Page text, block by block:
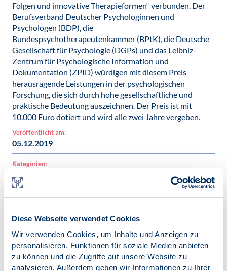
Diese Webseite verwendet Cookies
Wir verwenden Cookies, um Inhalte und Anzeigen zu
personalisieren, Funktionen für soziale Medien anbieten
zu können und die Zugriffe auf unsere Website zu
analysieren. Außerdem geben wir Informationen zu Ihrer
Folgen und innovative Therapieformen“ verbunden. Der
Berufsverband Deutscher Psychologinnen und
Psychologen (BDP), die
Bundespsychotherapeutenkammer (BPtK), die Deutsche
Gesellschaft für Psychologie (DGPs) und das Leibniz-
Zentrum für Psychologische Information und
Dokumentation (ZPID) würdigen mit diesem Preis
herausragende Leistungen in der psychologischen
Forschung, die sich durch hohe gesellschaftliche und
praktische Bedeutung auszeichnen. Der Preis ist mit
10.000 Euro dotiert und wird alle zwei Jahre vergeben.
Veröffentlicht am:
05.12.2019
Kategorien:
News